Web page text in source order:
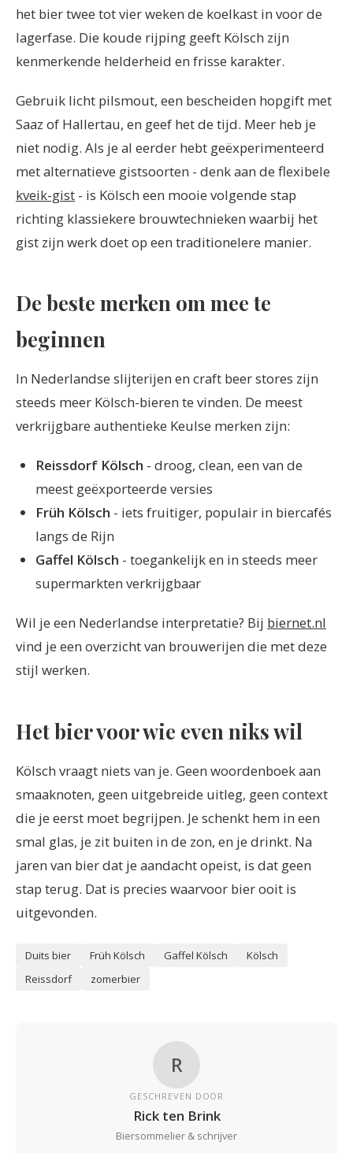
het bier twee tot vier weken de koelkast in voor de
lagerfase. Die koude rijping geeft Kölsch zijn
kenmerkende helderheid en frisse karakter.
Gebruik licht pilsmout, een bescheiden hopgift met
Saaz of Hallertau, en geef het de tijd. Meer heb je
niet nodig. Als je al eerder hebt geëxperimenteerd
met alternatieve gistsoorten - denk aan de flexibele
kveik-gist - is Kölsch een mooie volgende stap
richting klassiekere brouwtechnieken waarbij het
gist zijn werk doet op een traditionelere manier.
De beste merken om mee te
beginnen
In Nederlandse slijterijen en craft beer stores zijn
steeds meer Kölsch-bieren te vinden. De meest
verkrijgbare authentieke Keulse merken zijn:
Reissdorf Kölsch - droog, clean, een van de
meest geëxporteerde versies
Früh Kölsch - iets fruitiger, populair in biercafés
langs de Rijn
Gaffel Kölsch - toegankelijk en in steeds meer
supermarkten verkrijgbaar
Wil je een Nederlandse interpretatie? Bij biernet.nl
vind je een overzicht van brouwerijen die met deze
stijl werken.
Het bier voor wie even niks wil
Kölsch vraagt niets van je. Geen woordenboek aan
smaaknoten, geen uitgebreide uitleg, geen context
die je eerst moet begrijpen. Je schenkt hem in een
smal glas, je zit buiten in de zon, en je drinkt. Na
jaren van bier dat je aandacht opeist, is dat geen
stap terug. Dat is precies waarvoor bier ooit is
uitgevonden.
Duits bier Früh Kölsch Gaffel Kölsch
Kölsch
Reissdorf
zomerbier
R
GESCHREVEN DOOR
Rick ten Brink
Biersommelier & schrijver